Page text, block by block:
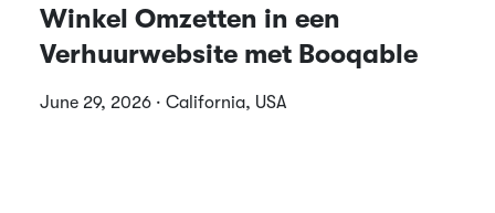
Winkel Omzetten in een
Verhuurwebsite met Booqable
June 29, 2026 · California, USA